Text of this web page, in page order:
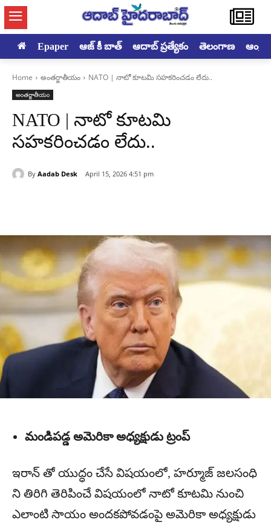
Epaper ఆజ్ కీ బాత్ ఆదాబ్ ప్రత్యేకం తెలంగాణ
Home అంతర్జాతీయం NATO | నాటో కూటమి సహకరించడం లేదు..
అంతర్జాతీయం
NATO | నాటో కూటమి
సహకరించడం లేదు..
By Aadab Desk April 15, 2026 4:51 pm
మండిపడ్డ అమెరికా అధ్యక్షుడు ట్రంప్
ఇరాన్‌ తో యుద్ధం చేసే విషయంలో, హర్మూజ్‌ జలసంధి
ని తిరిగి తెరిపించే విషయంలో నాటో కూటమి నుంచి
ఎలాంటి సాయం అందకపోవడంపై అమెరికా అధ్యక్షుడు